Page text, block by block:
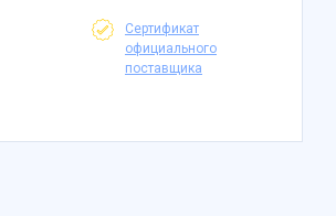
Сертификат
официального
поставщика